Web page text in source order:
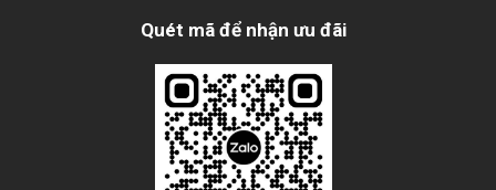
Quét mã để nhận ưu đãi